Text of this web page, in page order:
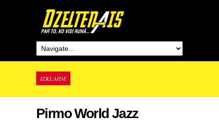
IZKLAIDE
Pirmo World Jazz